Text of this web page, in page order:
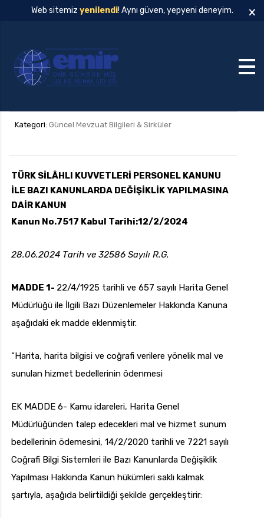
Web sitemiz yenilendi! Aynı güven, yepyeni deneyim. ×
Pzt — Cmt: 09:00 — 18:00
Kategori: Güncel Mevzuat Bilgileri & Sirküler
TÜRK SİLÂHLI KUVVETLERİ PERSONEL KANUNU
İLE BAZI KANUNLARDA DEĞİŞİKLİK YAPILMASINA
DAİR KANUN
Kanun No.7517 Kabul Tarihi:12/2/2024
28.06.2024 Tarih ve 32586 Sayılı R.G.
MADDE 1- 22/4/1925 tarihli ve 657 sayılı Harita Genel
Müdürlüğü ile İlgili Bazı Düzenlemeler Hakkında Kanuna
aşağıdaki ek madde eklenmiştir.
“Harita, harita bilgisi ve coğrafi verilere yönelik mal ve
sunulan hizmet bedellerinin ödenmesi
EK MADDE 6- Kamu idareleri, Harita Genel
Müdürlüğünden talep edecekleri mal ve hizmet sunum
bedellerinin ödemesini, 14/2/2020 tarihli ve 7221 sayılı
Coğrafi Bilgi Sistemleri ile Bazı Kanunlarda Değişiklik
Yapılması Hakkında Kanun hükümleri saklı kalmak
şartıyla, aşağıda belirtildiği şekilde gerçekleştirir: